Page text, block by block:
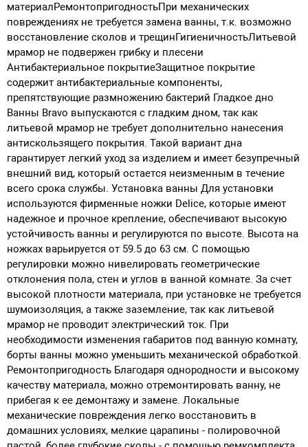
материалРемонтопригодностьПри механических
повреждениях не требуется замена ванны, т.к. возможно
восстановление сколов и трещинГигиеничностьЛитьевой
мрамор не подвержен грибку и плесени
Антибактериальное покрытиеЗащитное покрытие
содержит антибактериальные компоненты,
препятствующие размножению бактерий Гладкое дно
Ванны Bravo выпускаются с гладким дном, так как
литьевой мрамор не требует дополнительно нанесения
антискользящего покрытия. Такой вариант дна
гарантирует легкий уход за изделием и имеет безупречный
внешний вид, который остается неизменным в течение
всего срока службы. Установка ванны Для установки
используются фирменные ножки Delice, которые имеют
надежное и прочное крепление, обеспечивают высокую
устойчивость ванны и регулируются по высоте. Высота на
ножках варьируется от 59.5 до 63 см. С помощью
регулировки можно нивелировать геометрические
отклонения пола, стен и углов в ванной комнате. За счет
высокой плотности материала, при установке не требуется
шумоизоляция, а также заземление, так как литьевой
мрамор не проводит электрический ток. При
необходимости изменения габаритов под ванную комнату,
борты ванны можно уменьшить механической обработкой.
Ремонтопригодность Благодаря однородности и высокому
качеству материала, можно отремонтировать ванну, не
прибегая к ее демонтажу и замене. Локальные
механические повреждения легко восстановить в
домашних условиях, мелкие царапины - полировочной